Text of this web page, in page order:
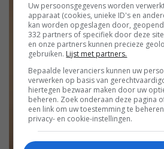
Uw persoonsgegevens worden
apparaat (cookies, unieke ID's en
kan worden opgeslagen door,
332 partners of specifiek door deze
en onze partners kunnen precieze
gebruiken. Lijst met partners.
Bepaalde leveranciers kunnen uw
verwerken op basis van
hiertegen bezwaar maken door uw
beheren. Zoek onderaan deze pagina
een link om uw toestemming te
privacy- en cookie-instellingen.